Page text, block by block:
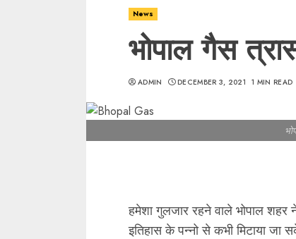
News
भोपाल गैस
ADMIN DECEMBER 3, 2021 1 MIN READ
हमेशा गुलजार रहने वाले भोपाल शहर
इतिहास के पन्नो से कभी मिटाया